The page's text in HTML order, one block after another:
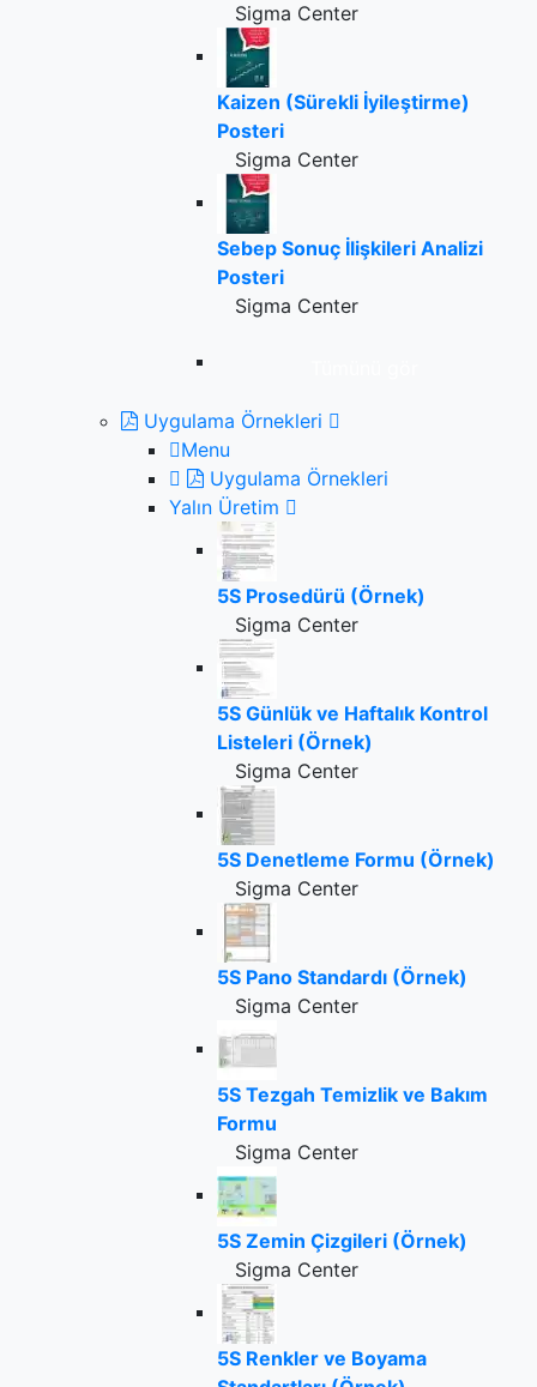
Sigma Center
Kaizen (Sürekli İyileştirme)
Posteri
Sigma Center
Sebep Sonuç İlişkileri Analizi
Posteri
Sigma Center
Uygulama Örnekleri
Menu
Uygulama Örnekleri
Yalın Üretim
5S Prosedürü (Örnek)
Sigma Center
5S Günlük ve Haftalık Kontrol
Listeleri (Örnek)
Sigma Center
5S Denetleme Formu (Örnek)
Sigma Center
5S Pano Standardı (Örnek)
Sigma Center
5S Tezgah Temizlik ve Bakım
Formu
Sigma Center
5S Zemin Çizgileri (Örnek)
Sigma Center
5S Renkler ve Boyama